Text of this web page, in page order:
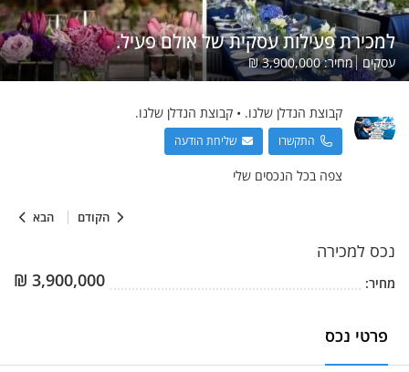
הקודם הבא
למכירת פעילות עסקית של אולם פעיל.
עסקים מחיר:3,900,000
₪
קבוצת הנדלן שלנו. • קבוצת הנדלן שלנו.
התקשרו שליחת הודעה
צפה בכל הנכסים שלי
נכס למכירה
מחיר: 3,900,000
₪
פרטי נכס